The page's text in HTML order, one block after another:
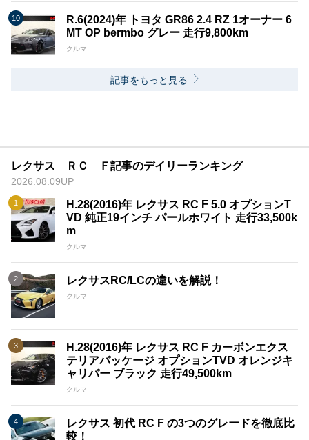
R.6(2024)年 トヨタ GR86 2.4 RZ 1オーナー 6
MT OP bermbo グレー 走行9,800km
クルマ
記事をもっと見る
レクサス ＲＣ Ｆ記事のデイリーランキング
2026.08.09UP
H.28(2016)年 レクサス RC F 5.0 オプションT
VD 純正19インチ パールホワイト 走行33,500k
m
クルマ
レクサスRC/LCの違いを解説！
クルマ
H.28(2016)年 レクサス RC F カーボンエクス
テリアパッケージ オプションTVD オレンジキ
ャリパー ブラック 走行49,500km
クルマ
レクサス 初代 RC F の3つのグレードを徹底比
較！